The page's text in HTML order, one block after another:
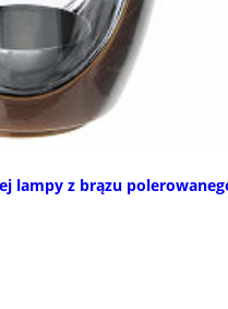
lampy z brązu